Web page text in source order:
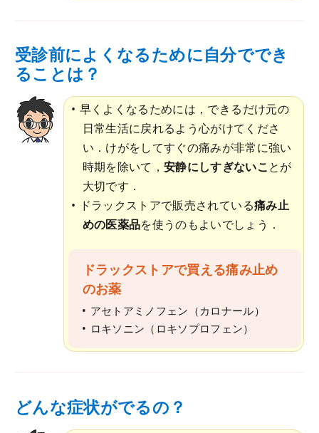
受診前によくなるために自分ででき
ることは？
早くよくなるためには，できるだけ元の
日常生活に戻れるよう心がけてくださ
い．けがをしてすぐの痛みが非常に強い
時期を除いて， 安静にしすぎないことが
大切です．
ドラックストアで販売されている痛み止
めの医薬品を使うのもよいでしょう．
ドラックストアで買える痛み止め
のお薬
アセトアミノフェン（カロナール）
ロキソニン（ロキソプロフェン）
どんな症状がでるの？